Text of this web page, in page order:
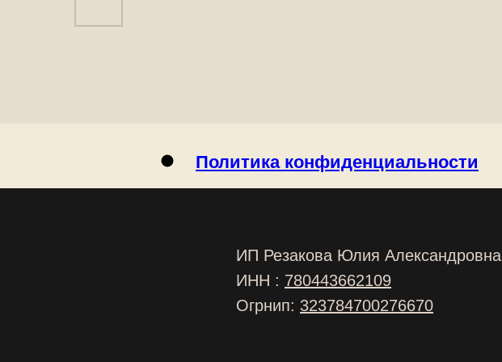
Политика конфиденциальности
ИП Резакова Юлия Александровна
ИНН : 780443662109
Огрнип: 323784700276670